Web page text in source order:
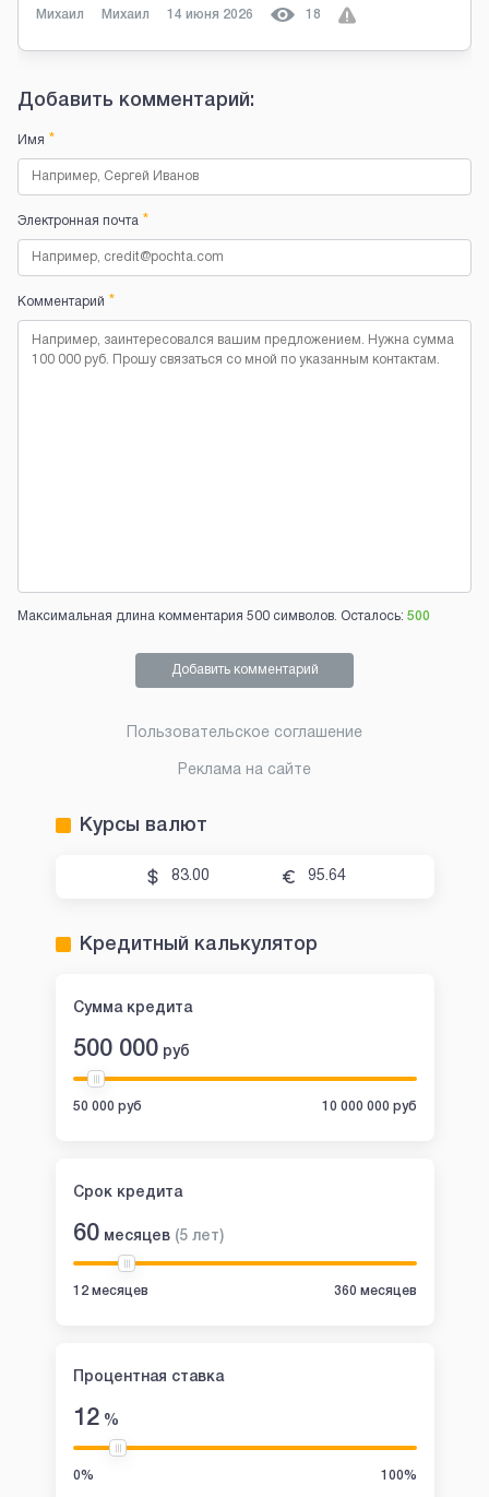
Михаил Михаил 14 июня 2026 18
Добавить комментарий:
Имя *
Электронная почта *
Комментарий *
Максимальная длина комментария 500 символов. Осталось: 500
Добавить комментарий
Пользовательское соглашение
Реклама на сайте
Курсы валют
83.00 95.64
Кредитный калькулятор
Сумма кредита
500 000 руб
50 000 руб 10 000 000 руб
Срок кредита
60 месяцев (5 лет)
12 месяцев 360 месяцев
Процентная ставка
12%
0% 100%